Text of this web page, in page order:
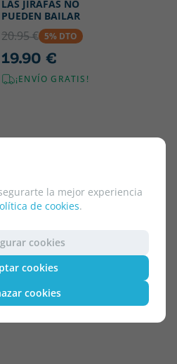
la mejor experiencia
de cookies.
cookies
cookies
cookies
LAS JIRAFAS NO
PUEDEN BAILAR
20.95 € 5% DTO
19.90 €
¡ENVÍO GRATIS!